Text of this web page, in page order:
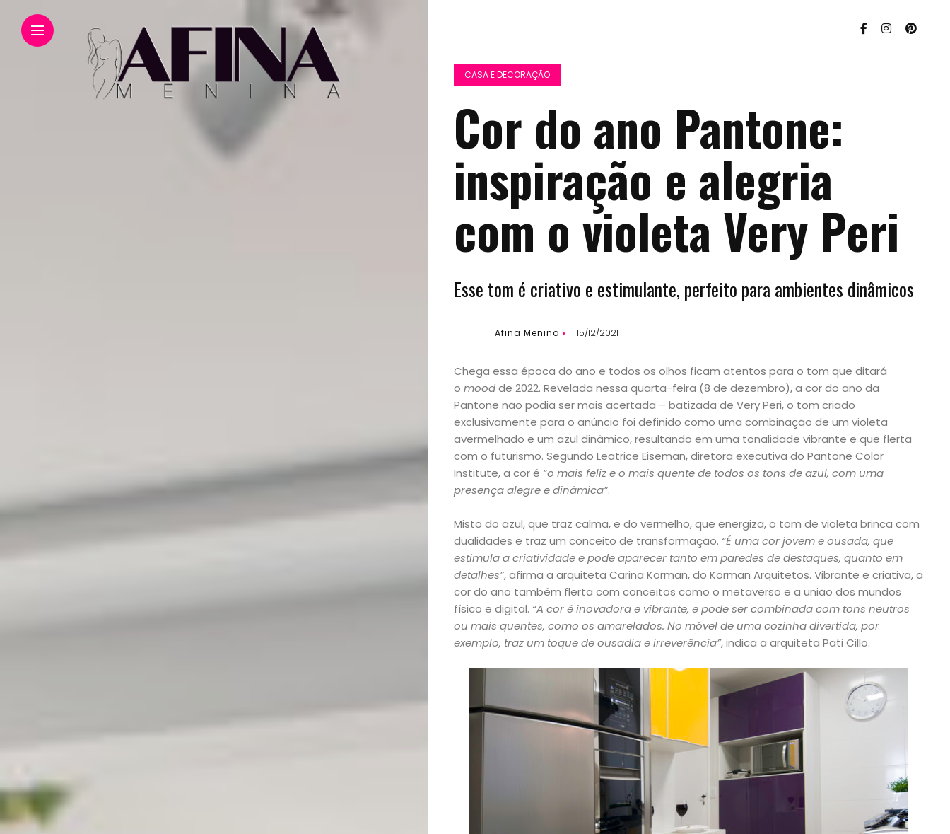
CASA E DECORAÇÃO
Cor do ano Pantone:
inspiração e alegria
com o violeta Very Peri
Esse tom é criativo e estimulante, perfeito para ambientes dinâmicos
Afina Menina 15/12/2021
Chega essa época do ano e todos os olhos ficam atentos para o tom que ditará
o moodde 2022. Revelada nessa quarta-feira (8 de dezembro), a cor do ano da
Pantone não podia ser mais acertada – batizada de Very Peri, o tom criado
exclusivamente para o anúncio foi definido como uma combinação de um violeta
avermelhado e um azul dinâmico, resultando em uma tonalidade vibrante e que flerta
com o futurismo. Segundo Leatrice Eiseman, diretora executiva do Pantone Color
Institute, a cor é “o mais feliz e o mais quente de todos os tons de azul, com uma
presença alegre e dinâmica”.
Misto do azul, que traz calma, e do vermelho, que energiza, o tom de violeta brinca com
dualidades e traz um conceito de transformação. “É uma cor jovem e ousada, que
estimula a criatividade e pode aparecer tanto em paredes de destaques, quanto em
detalhes”, afirma a arquiteta Carina Korman, do Korman Arquitetos. Vibrante e criativa, a
cor do ano também flerta com conceitos como o metaverso e a união dos mundos
físico e digital. “A cor é inovadora e vibrante, e pode ser combinada com tons neutros
ou mais quentes, como os amarelados. No móvel de uma cozinha divertida, por
exemplo, traz um toque de ousadia e irreverência”, indica a arquiteta Pati Cillo.